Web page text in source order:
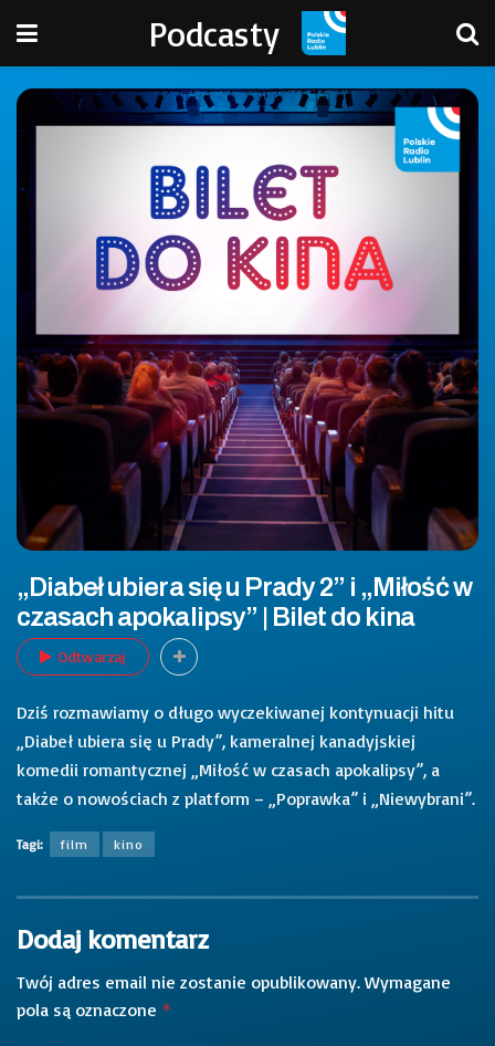
Podcasty
„Diabeł ubiera się u Prady 2” i „Miłość w
czasach apokalipsy” | Bilet do kina
Odtwarzaj
Dziś rozmawiamy o długo wyczekiwanej kontynuacji hitu
„Diabeł ubiera się u Prady”, kameralnej kanadyjskiej
komedii romantycznej „Miłość w czasach apokalipsy”, a
także o nowościach z platform – „Poprawka” i „Niewybrani”.
Tagi: film kino
Dodaj komentarz
Twój adres email nie zostanie opublikowany. Wymagane
pola są oznaczone *